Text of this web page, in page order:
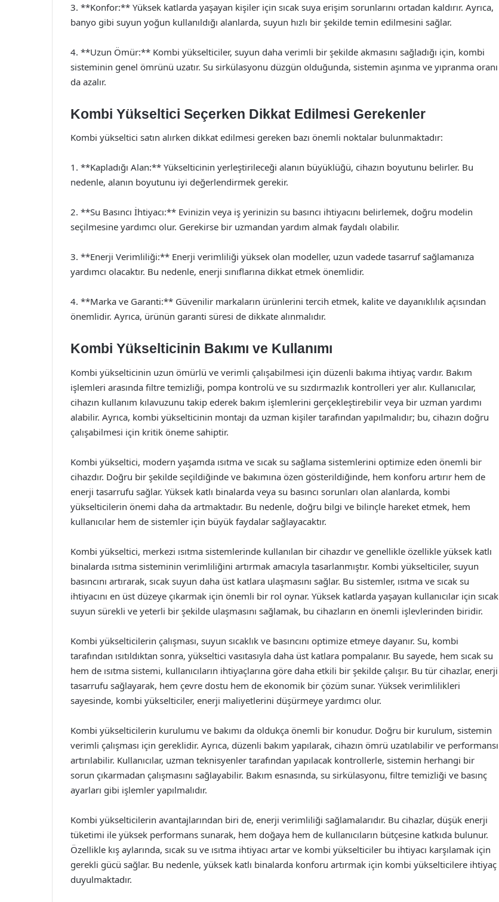
3. **Konfor:** Yüksek katlarda yaşayan kişiler için sıcak suya erişim sorunlarını ortadan kaldırır. Ayrıca,
banyo gibi suyun yoğun kullanıldığı alanlarda, suyun hızlı bir şekilde temin edilmesini sağlar.
4. **Uzun Ömür:** Kombi yükselticiler, suyun daha verimli bir şekilde akmasını sağladığı için, kombi
sisteminin genel ömrünü uzatır. Su sirkülasyonu düzgün olduğunda, sistemin aşınma ve yıpranma oranı
da azalır.
Kombi Yükseltici Seçerken Dikkat Edilmesi Gerekenler
Kombi yükseltici satın alırken dikkat edilmesi gereken bazı önemli noktalar bulunmaktadır:
1. **Kapladığı Alan:** Yükselticinin yerleştirileceği alanın büyüklüğü, cihazın boyutunu belirler. Bu
nedenle, alanın boyutunu iyi değerlendirmek gerekir.
2. **Su Basıncı İhtiyacı:** Evinizin veya iş yerinizin su basıncı ihtiyacını belirlemek, doğru modelin
seçilmesine yardımcı olur. Gerekirse bir uzmandan yardım almak faydalı olabilir.
3. **Enerji Verimliliği:** Enerji verimliliği yüksek olan modeller, uzun vadede tasarruf sağlamanıza
yardımcı olacaktır. Bu nedenle, enerji sınıflarına dikkat etmek önemlidir.
4. **Marka ve Garanti:** Güvenilir markaların ürünlerini tercih etmek, kalite ve dayanıklılık açısından
önemlidir. Ayrıca, ürünün garanti süresi de dikkate alınmalıdır.
Kombi Yükselticinin Bakımı ve Kullanımı
Kombi yükselticinin uzun ömürlü ve verimli çalışabilmesi için düzenli bakıma ihtiyaç vardır. Bakım
işlemleri arasında filtre temizliği, pompa kontrolü ve su sızdırmazlık kontrolleri yer alır. Kullanıcılar,
cihazın kullanım kılavuzunu takip ederek bakım işlemlerini gerçekleştirebilir veya bir uzman yardımı
alabilir. Ayrıca, kombi yükselticinin montajı da uzman kişiler tarafından yapılmalıdır; bu, cihazın doğru
çalışabilmesi için kritik öneme sahiptir.
Kombi yükseltici, modern yaşamda ısıtma ve sıcak su sağlama sistemlerini optimize eden önemli bir
cihazdır. Doğru bir şekilde seçildiğinde ve bakımına özen gösterildiğinde, hem konforu artırır hem de
enerji tasarrufu sağlar. Yüksek katlı binalarda veya su basıncı sorunları olan alanlarda, kombi
yükselticilerin önemi daha da artmaktadır. Bu nedenle, doğru bilgi ve bilinçle hareket etmek, hem
kullanıcılar hem de sistemler için büyük faydalar sağlayacaktır.
Kombi yükseltici, merkezi ısıtma sistemlerinde kullanılan bir cihazdır ve genellikle özellikle yüksek katlı
binalarda ısıtma sisteminin verimliliğini artırmak amacıyla tasarlanmıştır. Kombi yükselticiler, suyun
basıncını artırarak, sıcak suyun daha üst katlara ulaşmasını sağlar. Bu sistemler, ısıtma ve sıcak su
ihtiyacını en üst düzeye çıkarmak için önemli bir rol oynar. Yüksek katlarda yaşayan kullanıcılar için sıcak
suyun sürekli ve yeterli bir şekilde ulaşmasını sağlamak, bu cihazların en önemli işlevlerinden biridir.
Kombi yükselticilerin çalışması, suyun sıcaklık ve basıncını optimize etmeye dayanır. Su, kombi
tarafından ısıtıldıktan sonra, yükseltici vasıtasıyla daha üst katlara pompalanır. Bu sayede, hem sıcak su
hem de ısıtma sistemi, kullanıcıların ihtiyaçlarına göre daha etkili bir şekilde çalışır. Bu tür cihazlar, enerji
tasarrufu sağlayarak, hem çevre dostu hem de ekonomik bir çözüm sunar. Yüksek verimlilikleri
sayesinde, kombi yükselticiler, enerji maliyetlerini düşürmeye yardımcı olur.
Kombi yükselticilerin kurulumu ve bakımı da oldukça önemli bir konudur. Doğru bir kurulum, sistemin
verimli çalışması için gereklidir. Ayrıca, düzenli bakım yapılarak, cihazın ömrü uzatılabilir ve performansı
artırılabilir. Kullanıcılar, uzman teknisyenler tarafından yapılacak kontrollerle, sistemin herhangi bir
sorun çıkarmadan çalışmasını sağlayabilir. Bakım esnasında, su sirkülasyonu, filtre temizliği ve basınç
ayarları gibi işlemler yapılmalıdır.
Kombi yükselticilerin avantajlarından biri de, enerji verimliliği sağlamalarıdır. Bu cihazlar, düşük enerji
tüketimi ile yüksek performans sunarak, hem doğaya hem de kullanıcıların bütçesine katkıda bulunur.
Özellikle kış aylarında, sıcak su ve ısıtma ihtiyacı artar ve kombi yükselticiler bu ihtiyacı karşılamak için
gerekli gücü sağlar. Bu nedenle, yüksek katlı binalarda konforu artırmak için kombi yükselticilere ihtiyaç
duyulmaktadır.